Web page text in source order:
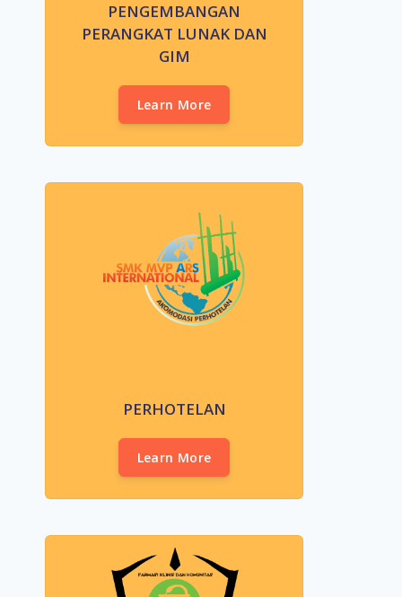
PENGEMBANGAN
PERANGKAT LUNAK DAN
GIM
Learn More
PERHOTELAN
Learn More